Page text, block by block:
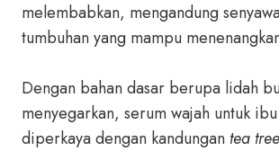
melembabkan, mengandung
tumbuhan yang mampu
Dengan bahan dasar berupa lidah
menyegarkan, serum wajah untuk
diperkaya dengan kandungan tea